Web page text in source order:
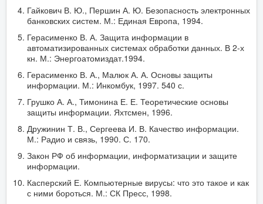
Гайкович В. Ю., Першин А. Ю. Безопасность электронных
банковских систем. М.: Единая Европа, 1994.
Герасименко В. А. Защита информации в
автоматизированных системах обработки данных. В 2-х
кн. М.: Энергоатомиздат.1994.
Герасименко В. А., Малюк А. А. Основы защиты
информации. М.: Инкомбук, 1997. 540 с.
Грушко А. А., Тимонина Е. Е. Теоретические основы
защиты информации. Яхтсмен, 1996.
Дружинин Т. В., Сергеева И. В. Качество информации.
М.: Радио и связь, 1990. С. 170.
Закон РФ об информации, информатизации и защите
информации.
Касперский Е. Компьютерные вирусы: что это такое и как
с ними бороться. М.: СК Пресс, 1998.